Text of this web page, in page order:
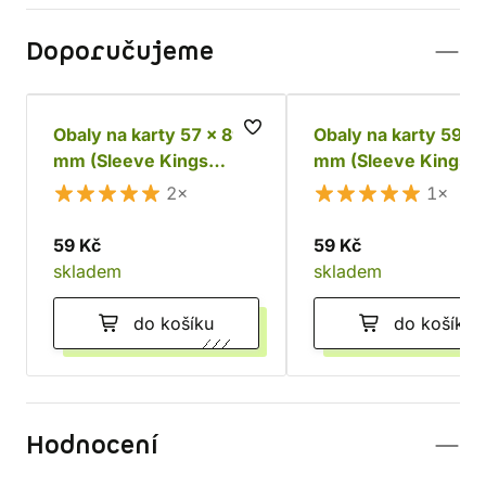
Doporučujeme
Obaly na karty 57 x 89
mm (Sleeve Kings
Premium)
2×
59 Kč
skladem
do košíku
Obaly na karty 59 x
mm (Sleeve Kings
Premium)
1×
59 Kč
skladem
do košíku
Hodnocení